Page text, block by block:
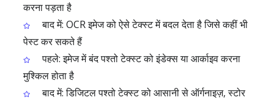
करना पड़ता है
बाद में: OCR इमेज को ऐसे टेक्स्ट में बदल देता है जिसे कहीं भी
पेस्ट कर सकते हैं
पहले: इमेज में बंद पश्तो टेक्स्ट को इंडेक्स या आर्काइव करना
मुश्किल होता है
बाद में: डिजिटल पश्तो टेक्स्ट को आसानी से ऑर्गनाइज़, स्टोर